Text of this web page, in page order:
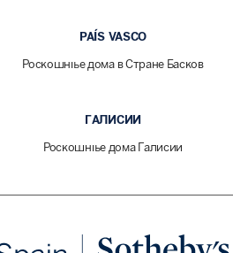
PAÍS VASCO
Роскошные дома в Стране Басков
ГАЛИСИИ
Роскошные дома Галисии